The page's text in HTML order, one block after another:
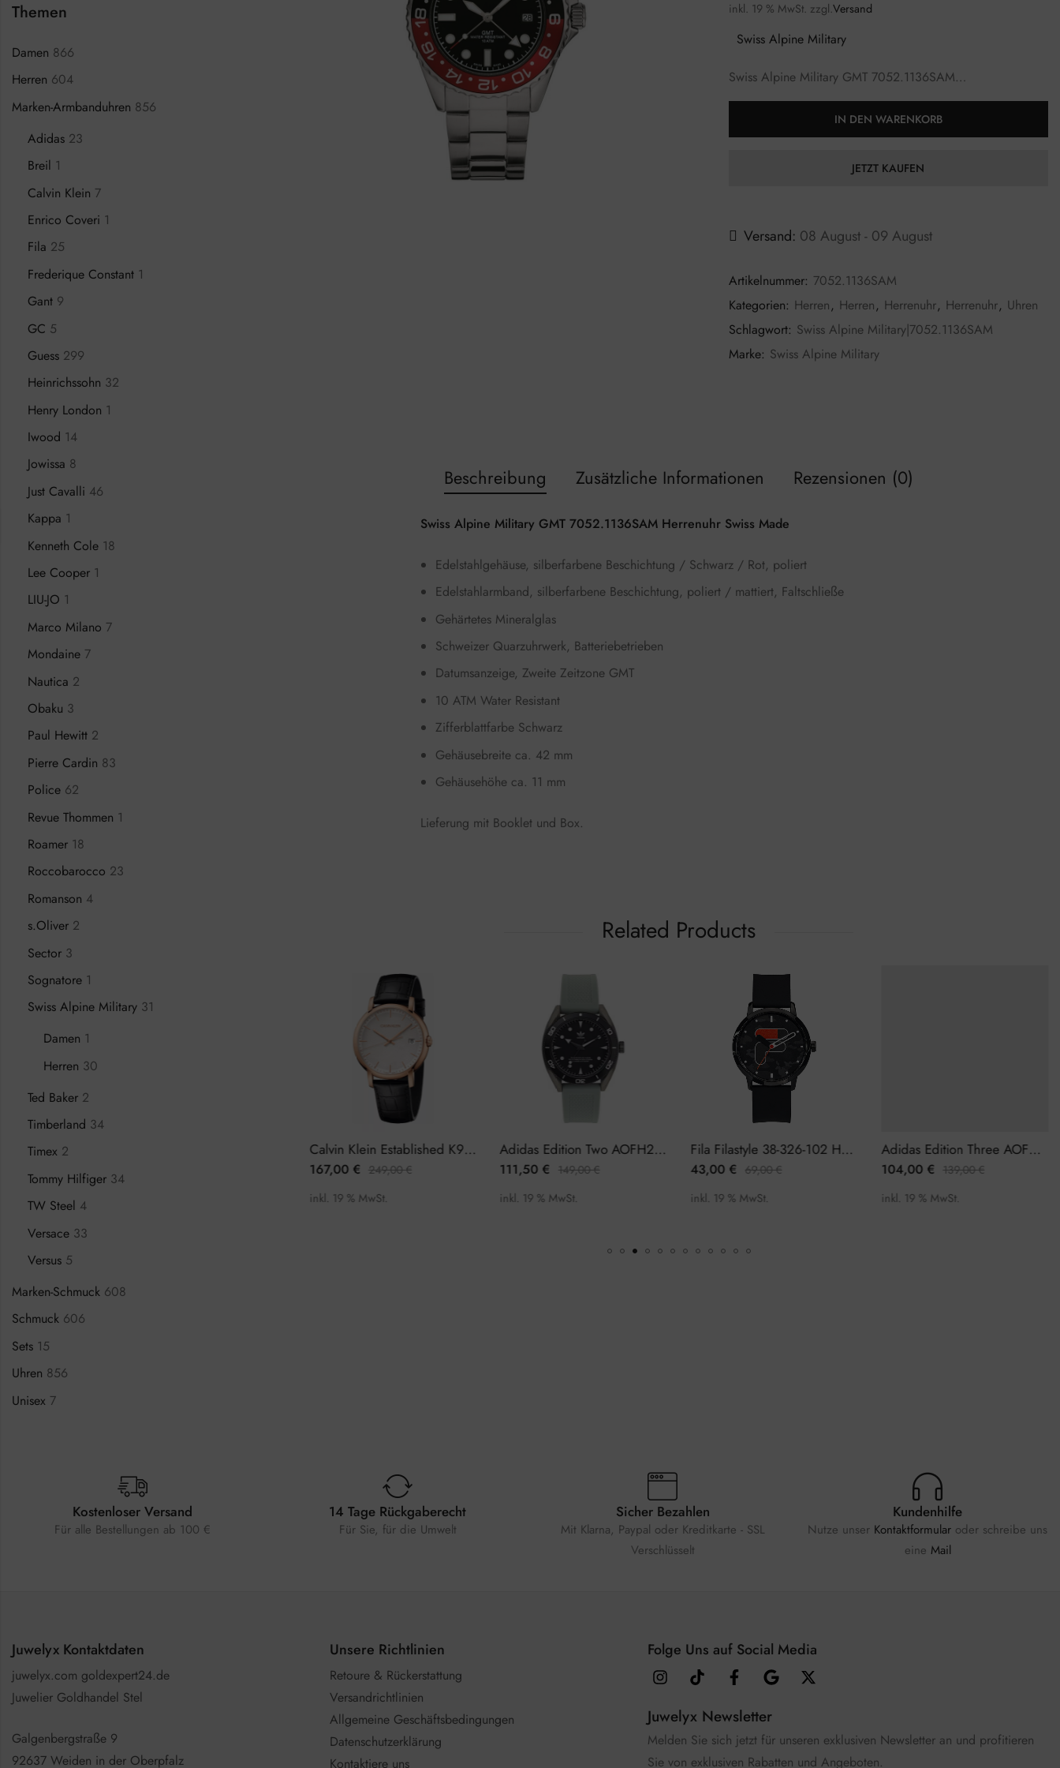
inkl. 19 % MwSt. zzgl.Versand
Swiss Alpine Military
Swiss Alpine Military GMT 7052.1136SAM…
IN DEN WARENKORB
JETZT KAUFEN
Versand: 08 August - 09 August
Artikelnummer: 7052.1136SAM
Kategorien: Herren, Herren, Herrenuhr, Herrenuhr, Uhren
Schlagwort: Swiss Alpine Military|7052.1136SAM
Marke: Swiss Alpine Military
Beschreibung Zusätzliche Informationen Rezensionen (0)
Swiss Alpine Military GMT 7052.1136SAM Herrenuhr Swiss Made
Edelstahlgehäuse, silberfarbene Beschichtung / Schwarz / Rot, poliert
Edelstahlarmband, silberfarbene Beschichtung, poliert / mattiert, Faltschließe
Gehärtetes Mineralglas
Schweizer Quarzuhrwerk, Batteriebetrieben
Datumsanzeige, Zweite Zeitzone GMT
10 ATM Water Resistant
Zifferblattfarbe Schwarz
Gehäusebreite ca. 42 mm
Gehäusehöhe ca. 11 mm
Lieferung mit Booklet und Box.
Related Products
Calvin Klein Established K9H216C6 Herrenuhr
167,00 € 249,00€
inkl. 19 % MwSt.
Adidas Edition Two AOFH22001 Herrenuhr
111,50 € 149,00€
inkl. 19 % MwSt.
Fila Filastyle 38-326-102 Herrenuhr
43,00 € 69,00€
inkl. 19 % MwSt.
Adidas Edition Three AOFH22054 Herrenuhr
104,00 € 139,00€
inkl. 19 % MwSt.
Themen
Damen 866
Herren 604
Marken-Armbanduhren 856
Adidas 23
Breil 1
Calvin Klein 7
Enrico Coveri 1
Fila 25
Frederique Constant 1
Gant 9
GC 5
Guess 299
Heinrichssohn 32
Henry London 1
Iwood 14
Jowissa 8
Just Cavalli 46
Kappa 1
Kenneth Cole 18
Lee Cooper 1
LIU-JO 1
Marco Milano 7
Mondaine 7
Nautica 2
Obaku 3
Paul Hewitt 2
Pierre Cardin 83
Police 62
Revue Thommen 1
Roamer 18
Roccobarocco 23
Romanson 4
s.Oliver 2
Sector 3
Sognatore 1
Swiss Alpine Military 31
Damen 1
Herren 30
Ted Baker 2
Timberland 34
Timex 2
Tommy Hilfiger 34
TW Steel 4
Versace 33
Versus 5
Marken-Schmuck 608
Schmuck 606
Sets 15
Uhren 856
Unisex 7
Kostenloser Versand
Für alle Bestellungen ab 100 €
14 Tage Rückgaberecht
Für Sie, für die Umwelt
Sicher Bezahlen
Mit Klarna, Paypal oder Kreditkarte - SSL
Verschlüsselt
Kundenhilfe
Nutze unser Kontaktformular oder schreibe uns
eine Mail
Juwelyx Kontaktdaten
juwelyx.com goldexpert24.de
Juwelier Goldhandel Stel
Galgenbergstraße 9
92637 Weiden in der Oberpfalz
Unsere Richtlinien
Retoure & Rückerstattung
Versandrichtlinien
Allgemeine Geschäftsbedingungen
Datenschutzerklärung
Kontaktiere uns
Folge Uns auf Social Media
Juwelyx Newsletter
Melden Sie sich jetzt für unseren exklusiven Newsletter an und profitieren
Sie von exklusiven Rabatten und Angeboten.